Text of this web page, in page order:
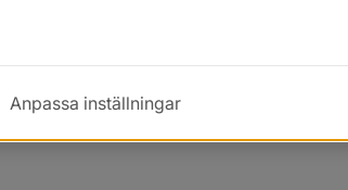
Anpassa inställningar